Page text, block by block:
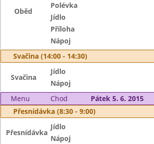
Oběd
Polévka
Jídlo
Příloha
Nápoj
Svačina (14:00 - 14:30)
Svačina
Jídlo
Nápoj
Menu
Chod
Pátek 5. 6. 2015
Přesnídávka (8:30 - 9:00)
Přesnídávka
Jídlo
Nápoj